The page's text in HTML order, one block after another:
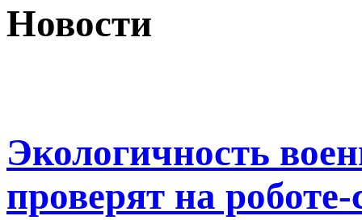
Новости
Экологичность
проверят на